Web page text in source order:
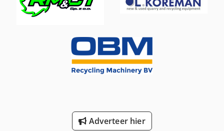
Knegt Wb 120
Trailer And Tools
Adverteer hier